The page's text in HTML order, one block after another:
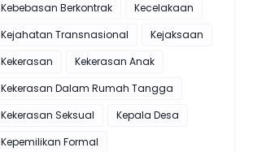
Kebebasan Berkontrak
Kecelakaan
Kejahatan Transnasional
Kejaksaan
Kekerasan
Kekerasan Anak
Kekerasan Dalam Rumah Tangga
Kekerasan Seksual
Kepala Desa
Kepemilikan Formal